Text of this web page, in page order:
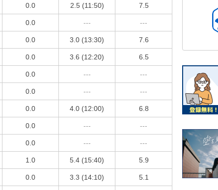
0.0 2.5 (11:50) 7.5
0.0 --- ---
0.0 3.0 (13:30) 7.6
0.0 3.6 (12:20) 6.5
0.0 --- ---
0.0 --- ---
0.0 4.0 (12:00) 6.8
0.0 --- ---
0.0 --- ---
1.0 5.4 (15:40) 5.9
0.0 3.3 (14:10) 5.1